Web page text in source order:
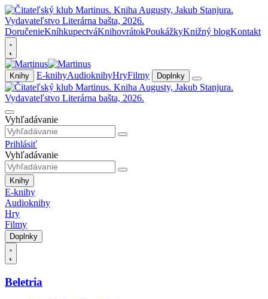
DoručenieKníhkupectváKnihovrátokPoukážkyKnižný blogKontakt
Knihy E-knihyAudioknihyHryFilmy Doplnky
Vyhľadávanie
Prihlásiť
Vyhľadávanie
Knihy
E-knihy
Audioknihy
Hry
Filmy
Doplnky
Beletria